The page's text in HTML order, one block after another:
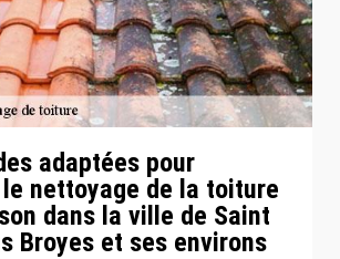
adaptées pour
nettoyage de la toiture
dans la ville de Saint
Broyes et ses environs